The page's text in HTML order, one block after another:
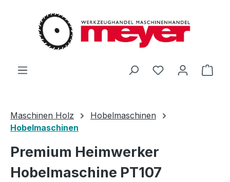
Zum Hauptinhalt springen
Du hast 0
Maschinen Holz
Hobelmaschinen
Hobelmaschinen
Premium Heimwerker
Hobelmaschine PT107